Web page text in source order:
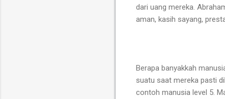
dari uang mereka.
aman, kasih sayang,
Berapa banyakkah
suatu saat mereka pasti
contoh manusia level 5.